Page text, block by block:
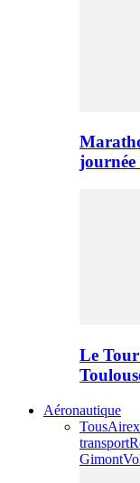
journée
Le
Aéronautique
Tous
transport
Gimont